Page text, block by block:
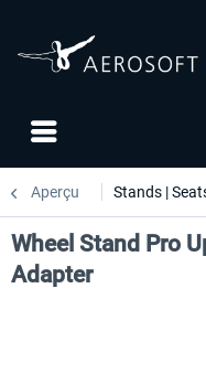
Aperçu Stands |
Wheel Stand Pro
Adapter